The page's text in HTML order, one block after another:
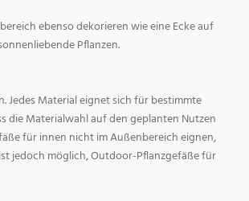
ebenso dekorieren wie eine Ecke auf
Pflanzen.
Jedes Material eignet sich für bestimmte
die Materialwahl auf den geplanten Nutzen
für innen nicht im Außenbereich eignen,
jedoch möglich, Outdoor-Pflanzgefäße für